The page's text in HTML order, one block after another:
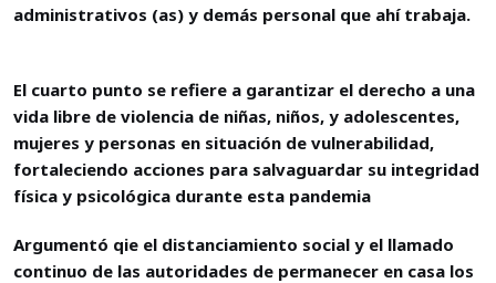
administrativos (as) y demás personal que ahí trabaja.
El cuarto punto se refiere a garantizar el derecho a una
vida libre de violencia de niñas, niños, y adolescentes,
mujeres y personas en situación de vulnerabilidad,
fortaleciendo acciones para salvaguardar su integridad
física y psicológica durante esta pandemia
Argumentó qie el distanciamiento social y el llamado
continuo de las autoridades de permanecer en casa los